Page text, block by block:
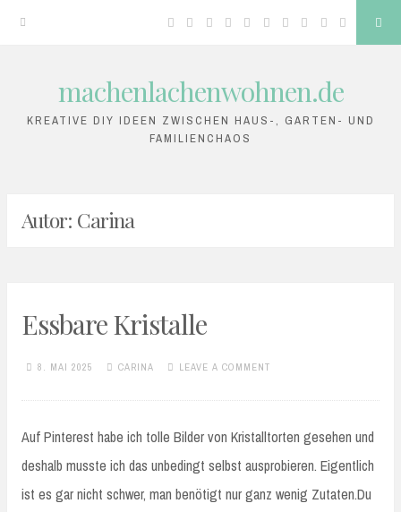
FacebookTwitterGoogleLinkedinInstagram
YouTubePinterestTumblr
VK
machenlachenwohnen.de
KREATIVE DIY IDEEN ZWISCHEN HAUS-, GARTEN- UND
FAMILIENCHAOS
Autor: Carina
Essbare Kristalle
8. MAI 2025 CARINA LEAVE A COMMENT
Auf Pinterest habe ich tolle Bilder von Kristalltorten gesehen und
deshalb musste ich das unbedingt selbst ausprobieren. Eigentlich
ist es gar nicht schwer, man benötigt nur ganz wenig Zutaten.Du